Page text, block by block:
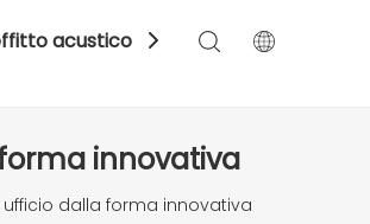
acustico Spazio
innovativa
ufficio dalla forma innovativa